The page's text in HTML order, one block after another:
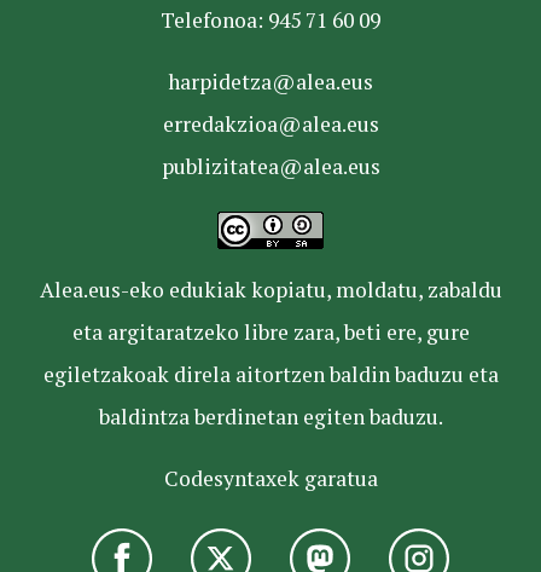
Telefonoa: 945 71 60 09
harpidetza@alea.eus
erredakzioa@alea.eus
publizitatea@alea.eus
Alea.eus-eko edukiak kopiatu, moldatu, zabaldu
eta argitaratzeko libre zara, beti ere, gure
egiletzakoak direla aitortzen baldin baduzu eta
baldintza berdinetan egiten baduzu.
Codesyntaxek garatua